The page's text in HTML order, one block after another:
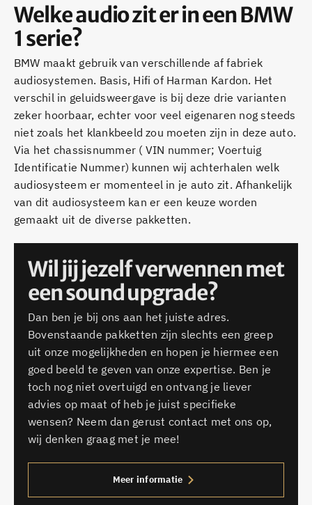
Welke audio zit er in een BMW
1 serie?
BMW maakt gebruik van verschillende af fabriek
audiosystemen. Basis, Hifi of Harman Kardon. Het
verschil in geluidsweergave is bij deze drie varianten
zeker hoorbaar, echter voor veel eigenaren nog steeds
niet zoals het klankbeeld zou moeten zijn in deze auto.
Via het chassisnummer ( VIN nummer; Voertuig
Identificatie Nummer) kunnen wij achterhalen welk
audiosysteem er momenteel in je auto zit. Afhankelijk
van dit audiosysteem kan er een keuze worden
gemaakt uit de diverse pakketten.
Wil jij jezelf verwennen met
een sound upgrade?
Dan ben je bij ons aan het juiste adres.
Bovenstaande pakketten zijn slechts een greep
uit onze mogelijkheden en hopen je hiermee een
goed beeld te geven van onze expertise. Ben je
toch nog niet overtuigd en ontvang je liever
advies op maat of heb je juist specifieke
wensen? Neem dan gerust contact met ons op,
wij denken graag met je mee!
Meer informatie